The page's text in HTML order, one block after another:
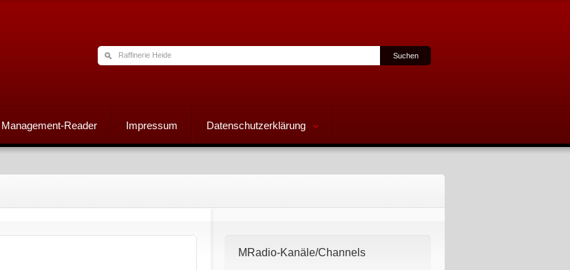
Management-Reader Impressum Datenschutzerklärung
MRadio-Kanäle/Channels